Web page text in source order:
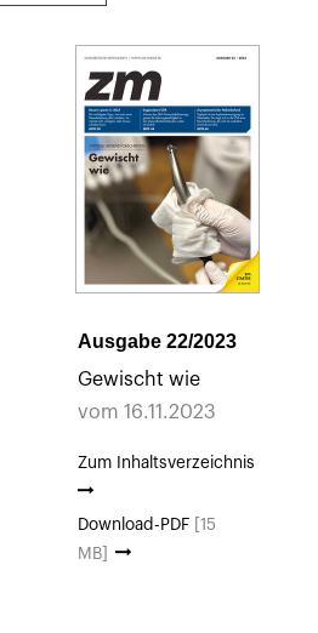
Ausgabe 22/2023
Gewischt wie
vom 16.11.2023
Zum Inhaltsverzeichnis
Download-PDF
[15
MB]